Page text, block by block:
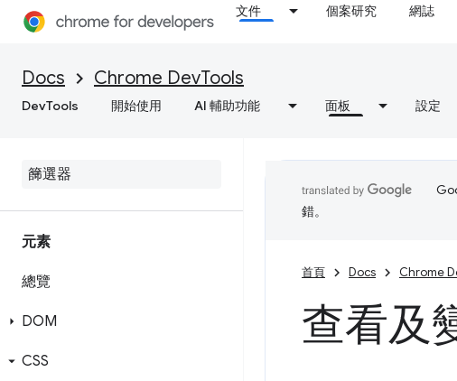
文件 個案研究 網誌
Docs Chrome DevTools
DevTools 開始使用 AI 輔助功能 面板 設定
元素
總覽
DOM
CSS
錯。
首頁 Docs Chrome
查看及